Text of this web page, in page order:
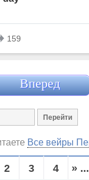
Вперед
Все вейры
2 3 4 » ...